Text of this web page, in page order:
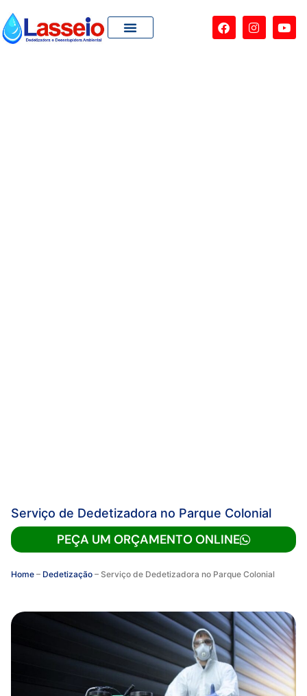
Serviço de Dedetizadora no Parque Colonial
PEÇA UM ORÇAMENTO ONLINE
Home – Dedetização – Serviço de Dedetizadora no Parque Colonial